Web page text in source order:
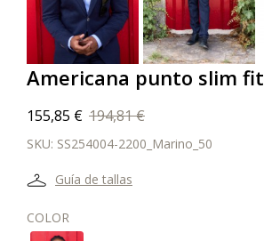
Americana punto slim fit
155,85 € 194,81 €
SKU: SS254004-2200_Marino_50
Guía de tallas
COLOR
Marino